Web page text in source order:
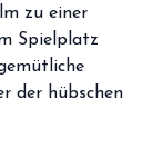
zu einer
Spielplatz
der hübschen